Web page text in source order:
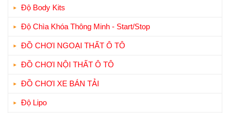
Độ Body Kits
Độ Chìa Khóa Thông Minh - Start/Stop
ĐỒ CHƠI NGOẠI THẤT Ô TÔ
ĐỒ CHƠI NỘI THẤT Ô TÔ
ĐỒ CHƠI XE BÁN TẢI
Độ Lipo